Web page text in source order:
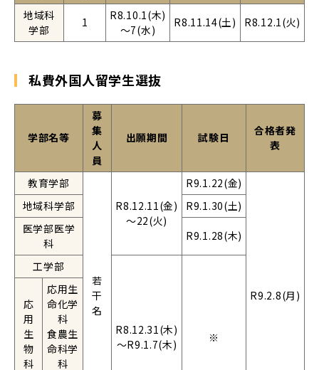
地域科
学部
1
R8.10.1(木)
～7(水)
R8.11.14(土) R8.12.1(火)
私費外国人留学生選抜
学部名等
募
集
人
員
出願期間 試験日
合格者発
表
教育学部
若
干
名
R8.12.11(金)
～22(火)
R9.1.22(金)
R9.2.8(月)
地域科学部
R9.1.30(土)
医学部医学
科
R9.1.28(木)
工学部
R8.12.31(木)
～R9.1.7(木)
※
応
用
生
物
科
応用生
命化学
科
食農生
命科学
科